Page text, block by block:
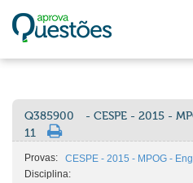
Q385900
- CESPE - 2015 -
11
Provas:
CESPE - 2015 - MPOG -
Disciplina: